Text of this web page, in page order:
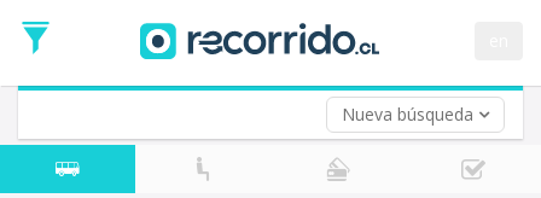
Nueva búsqueda
de
Ida
Vuelta (opcional)
Fecha
de